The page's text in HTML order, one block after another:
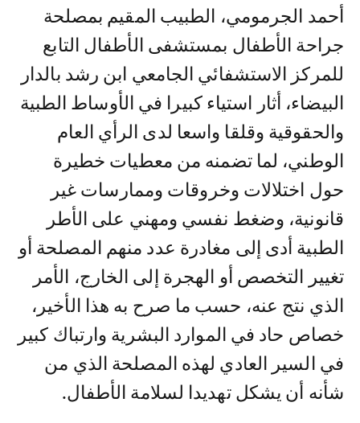
أحمد الجرمومي، الطبيب المقيم بمصلحة
جراحة الأطفال بمستشفى الأطفال التابع
للمركز الاستشفائي الجامعي ابن رشد بالدار
البيضاء، أثار استياء كبيرا في الأوساط الطبية
والحقوقية وقلقا واسعا لدى الرأي العام
الوطني، لما تضمنه من معطيات خطيرة
حول اختلالات وخروقات وممارسات غير
قانونية، وضغط نفسي ومهني على الأطر
الطبية أدى إلى مغادرة عدد منهم المصلحة أو
تغيير التخصص أو الهجرة إلى الخارج، الأمر
الذي نتج عنه، حسب ما صرح به هذا الأخير،
خصاص حاد في الموارد البشرية وارتباك كبير
في السير العادي لهذه المصلحة الذي من
شأنه أن يشكل تهديدا لسلامة الأطفال.